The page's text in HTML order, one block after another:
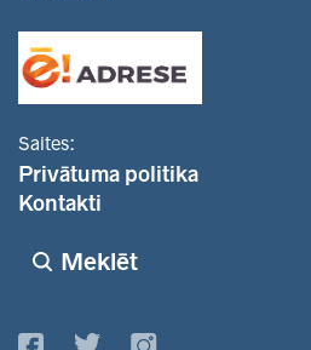
Saites:
Privātuma politika
Kontakti
Meklēt